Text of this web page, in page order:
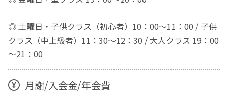
◎ 土曜日・子供クラス（初心者）10：00～11：00 / 子供
クラス（中上級者）11：30～12：30 / 大人クラス 19：00
～21：00
月謝/入会金/年会費